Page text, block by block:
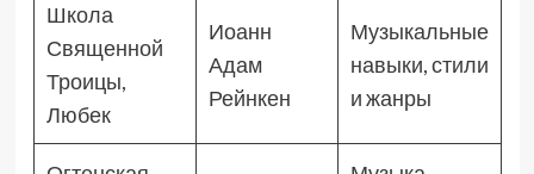
Школа
Священной
Троицы,
Любек
Иоанн
Адам
Рейнкен
Музыкальные
навыки, стили
и жанры